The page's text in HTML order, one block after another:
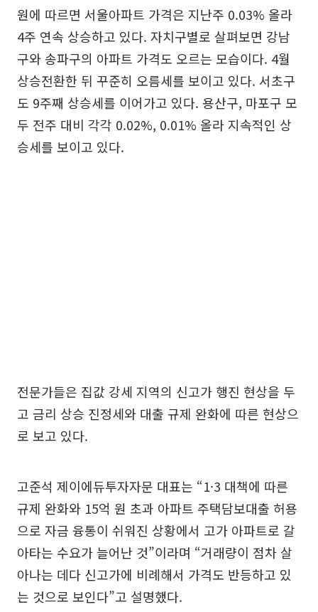
원에 따르면 서울아파트 가격은 지난주 0.03% 올라
4주 연속 상승하고 있다. 자치구별로 살펴보면 강남
구와 송파구의 아파트 가격도 오르는 모습이다. 4월
상승전환한 뒤 꾸준히 오름세를 보이고 있다. 서초구
도 9주째 상승세를 이어가고 있다. 용산구, 마포구 모
두 전주 대비 각각 0.02%, 0.01% 올라 지속적인 상
승세를 보이고 있다.
전문가들은 집값 강세 지역의 신고가 행진 현상을 두
고 금리 상승 진정세와 대출 규제 완화에 따른 현상으
로 보고 있다.
고준석 제이에듀투자자문 대표는 “1·3 대책에 따른
규제 완화와 15억 원 초과 아파트 주택담보대출 허용
으로 자금 융통이 쉬워진 상황에서 고가 아파트로 갈
아타는 수요가 늘어난 것”이라며 “거래량이 점차 살
아나는 데다 신고가에 비례해서 가격도 반등하고 있
는 것으로 보인다”고 설명했다.